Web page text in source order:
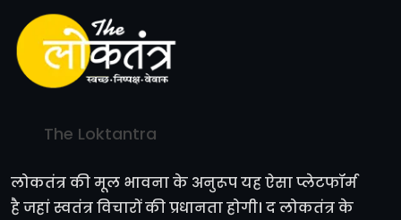
The Loktantra
लोकतंत्र की मूल भावना के अनुरूप यह ऐसा प्लेटफॉर्म
है जहां स्वतंत्र विचारों की प्रधानता होगी। द लोकतंत्र के